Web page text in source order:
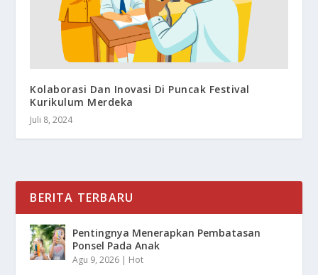
Kolaborasi Dan Inovasi Di Puncak Festival
Kurikulum Merdeka
Juli 8, 2024
BERITA TERBARU
Pentingnya Menerapkan Pembatasan
Ponsel Pada Anak
Agu 9, 2026 | Hot